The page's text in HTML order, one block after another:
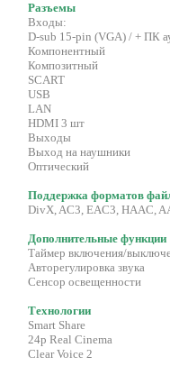
Разъемы
Входы:
D-sub 15-pin (VGA) / + ПК
Компонентный
Композитный
SCART
USB
LAN
HDMI 3 шт
Выходы
Выход на наушники
Оптический
Поддержка форматов
DivX, AC3, EAC3, HAAC,
Дополнительные функции
Таймер включения/
Авторегулировка звука
Сенсор освещенности
Технологии
Smart Share
24p Real Cinema
Clear Voice 2